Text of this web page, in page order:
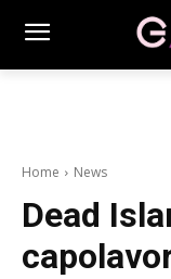
Home News
Dead